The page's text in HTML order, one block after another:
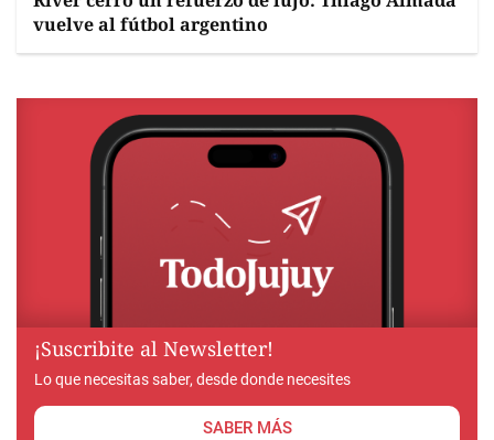
vuelve al fútbol argentino
¡Suscribite al Newsletter!
Lo que necesitas saber, desde donde necesites
SABER MÁS